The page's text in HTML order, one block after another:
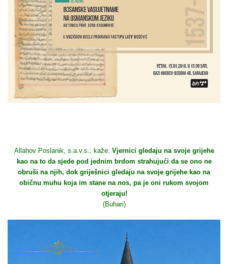
Allahov Poslanik, s.a.v.s., kaže: Vjernici gledaju na svoje grijehe
kao na to da sjede pod jednim brdom strahujući da se ono ne
obruši na njih, dok griješnici gledaju na svoje grijehe kao na
običnu muhu koja im stane na nos, pa je oni rukom svojom
otjeraju!
(Buhari)